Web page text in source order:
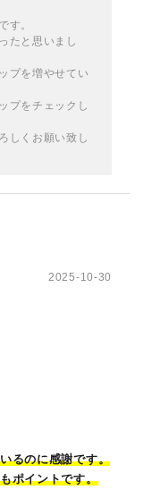
す。
たと思いまし
プを増やせてい
プをチェックし
しくお願い致し
2025-10-30
るのに感謝です。
ポイントです。